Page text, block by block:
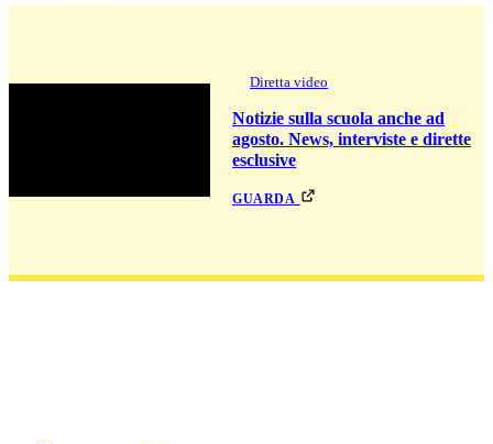
Diretta video
Notizie sulla scuola anche ad
agosto. News, interviste e dirette
esclusive
guarda